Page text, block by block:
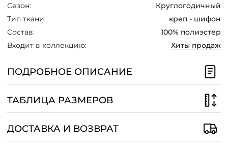
Сезон:
Круглогодичный
Тип ткани:
креп - шифон
Состав:
100% полиэстер
Входит в коллекцию:
Хиты продаж
ПОДРОБНОЕ ОПИСАНИЕ
ТАБЛИЦА РАЗМЕРОВ
ДОСТАВКА И ВОЗВРАТ